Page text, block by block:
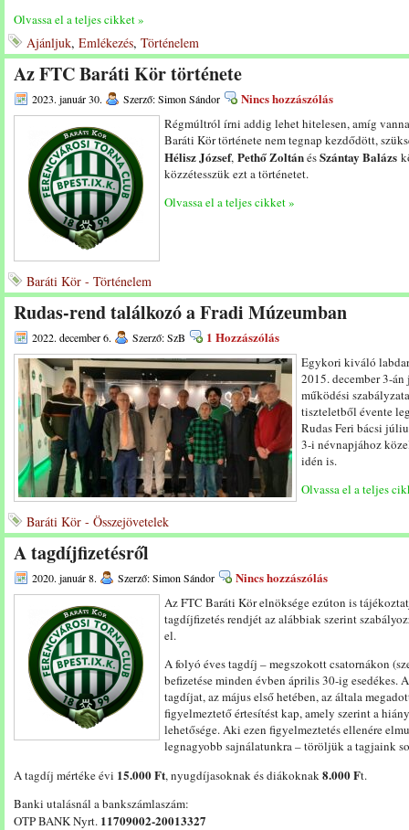
Olvassa el a teljes cikket »
Ajánljuk, Emlékezés, Történelem
Az FTC Baráti Kör története
2023. január 30. Szerző: Simon Sándor Nincs hozzászólás
Régmúltról írni addig lehet hitelesen, amíg
Baráti Kör története nem tegnap kezdődött,
Hélisz József, Pethő ZoltánésSzántay Balázs
közzétesszük ezt a történetet.
Olvassa el a teljes cikket »
Baráti Kör - Történelem
Rudas-rend találkozó a Fradi Múzeumban
2022. december 6. Szerző: SzB 1 Hozzászólás
Egykori kiváló
2015. december 3-
működési
tiszteletből évente
Rudas Feri bácsi
3-i névnapjához
idén is.
Olvassa el a teljes
Baráti Kör - Összejövetelek
A tagdíjfizetésről
2020. január 8. Szerző: Simon Sándor Nincs hozzászólás
Az FTC Baráti Kör elnöksége ezúton is
tagdíjfizetés rendjét az alábbiak szerint
el.
A folyó éves tagdíj – megszokott csatornákon
befizetése minden évben április 30-ig esedékes.
tagdíjat, az május első hetében, az általa
figyelmeztető értesítést kap, amely szerint a
lehetősége. Aki ezen figyelmeztetés ellenére
legnagyobb sajnálatunkra – töröljük a tagjaink
A tagdíj mértéke évi 15.000 Ft, nyugdíjasoknak és diákoknak8.000 Ft.
Banki utalásnál a bankszámlaszám:
OTP BANK Nyrt. 11709002-20013327